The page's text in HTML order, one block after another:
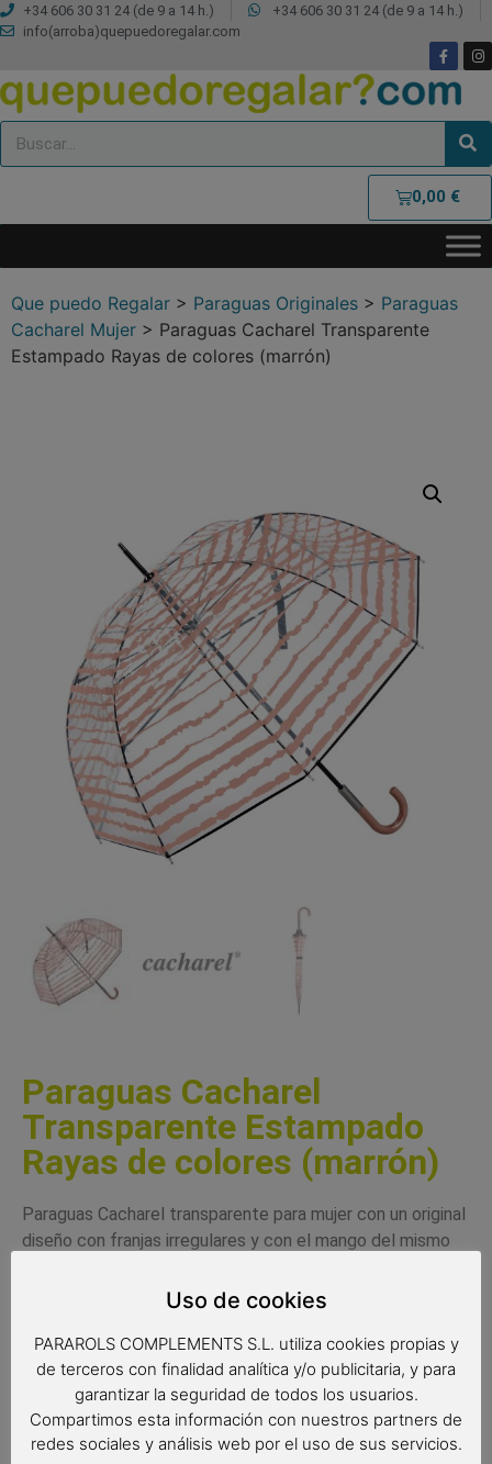
+34 606 30 31 24 (de 9 a 14 h.)
+34 606 30 31 24 (de 9 a 14 h.)
info(arroba)quepuedoregalar.com
0,00 €
Que puedo Regalar > Paraguas Originales > Paraguas
Cacharel Mujer > Paraguas Cacharel Transparente
Estampado Rayas de colores (marrón)
Paraguas Cacharel
Transparente Estampado
Rayas de colores (marrón)
Paraguas Cacharel transparente para mujer con un original
diseño con franjas irregulares y con el mango del mismo
cúpula y sistema de apertura manual . Un paraguas de
con montura resistente. Un paraguas resistente que
gracias a su forma y transparencia garantiza mejor
protección y visibilidad.
Complemento de moda
Uso de cookies
PARAROLS COMPLEMENTS S.L. utiliza cookies propias y
de terceros con finalidad analítica y/o publicitaria, y para
garantizar la seguridad de todos los usuarios.
Compartimos esta información con nuestros partners de
redes sociales y análisis web por el uso de sus servicios.